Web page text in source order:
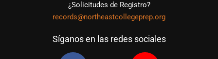
¿Solicitudes de Registro?
records@northeastcollegeprep.org
Síganos en las redes sociales